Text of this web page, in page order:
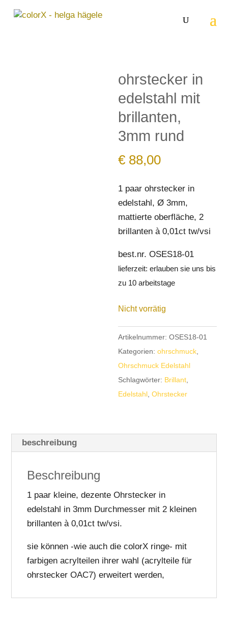
ohrstecker in
edelstahl mit
brillanten,
3mm rund
€ 88,00
1 paar ohrstecker in
edelstahl, Ø 3mm,
mattierte oberfläche, 2
brillanten à 0,01ct tw/vsi
best.nr. OSES18-01
lieferzeit:erlauben sie uns bis
zu 10 arbeitstage
Nicht vorrätig
Artikelnummer:OSES18-01
Kategorien:ohrschmuck,
Ohrschmuck Edelstahl
Schlagwörter: Brillant,
Edelstahl,Ohrstecker
beschreibung
Beschreibung
1 paar kleine, dezente Ohrstecker in
edelstahl in 3mm Durchmesser mit 2 kleinen
brillanten à 0,01ct tw/vsi.
sie können -wie auch die colorX ringe- mit
farbigen acrylteilen ihrer wahl (acrylteile für
ohrstecker OAC7) erweitert werden,